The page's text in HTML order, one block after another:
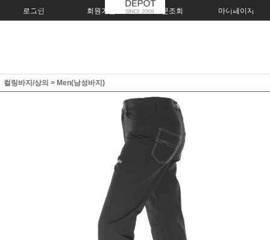
로그인 회원가입 주문조회 마이페이지
컬링바지/상의 > Men(남성바지)